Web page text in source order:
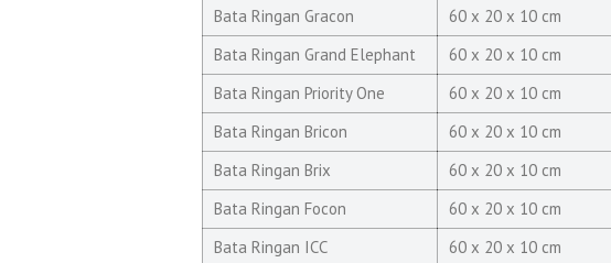
Bata Ringan Gracon
60 x 20 x 10 cm
Bata Ringan Grand Elephant
60 x 20 x 10 cm
Bata Ringan Priority One
60 x 20 x 10 cm
Bata Ringan Bricon
60 x 20 x 10 cm
Bata Ringan Brix
60 x 20 x 10 cm
Bata Ringan Focon
60 x 20 x 10 cm
Bata Ringan ICC
60 x 20 x 10 cm